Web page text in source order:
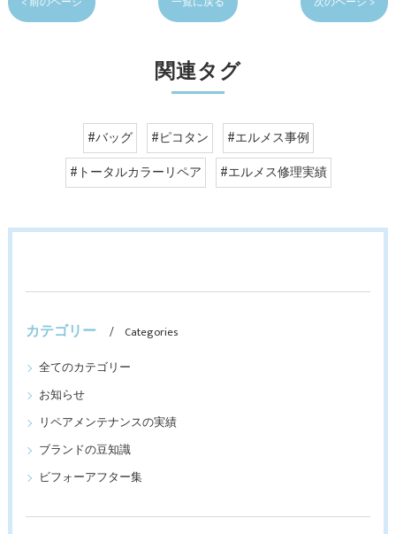
関連タグ
#バッグ #ピコタン
#エルメス事例
#トータルカラーリペア
#エルメス修理実績
カテゴリー
Categories
全てのカテゴリー
お知らせ
リペアメンテナンスの実績
ブランドの豆知識
ビフォーアフター集